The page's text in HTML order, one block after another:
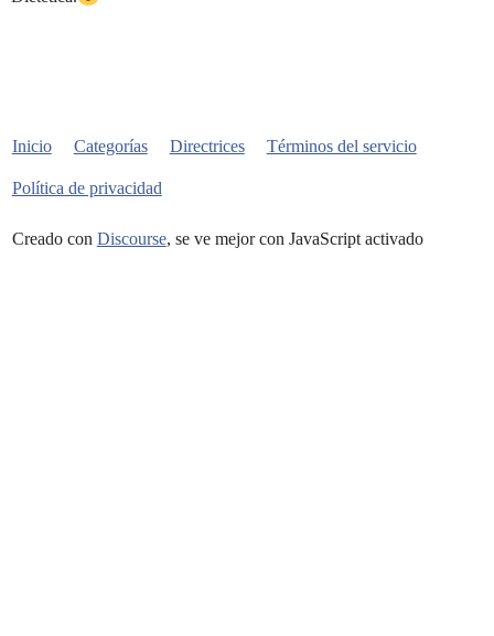
Inicio Categorías Directrices Términos del servicio
Política de privacidad
Creado con Discourse, se ve mejor con JavaScript activado